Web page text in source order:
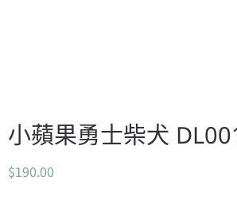
小蘋果勇士柴犬
$190.00